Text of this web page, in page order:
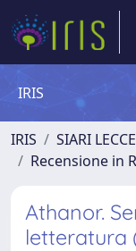
IRIS
IRIS SIARI LECCE
Recensione in
Athanor.
letteratura